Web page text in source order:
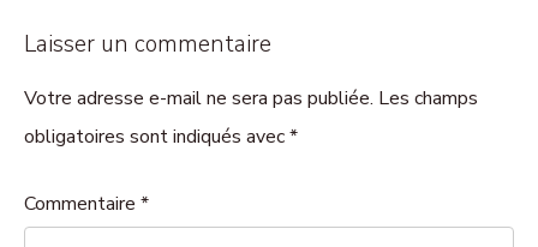
Laisser un commentaire
Votre adresse e-mail ne sera pas publiée. Les champs
obligatoires sont indiqués avec *
Commentaire *